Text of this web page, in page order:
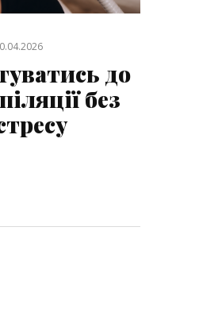
до
без